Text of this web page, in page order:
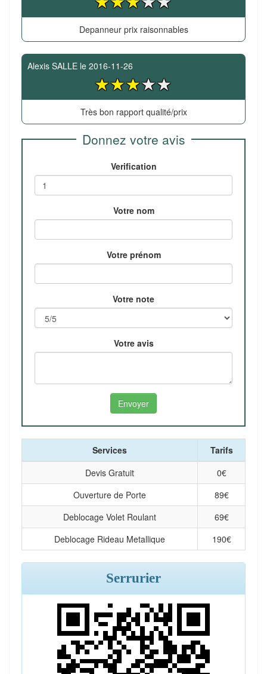
Depanneur prix raisonnables
Alexis SALLE le 2016-11-26
Très bon rapport qualité/prix
Donnez votre avis
Verification
Votre nom
Votre prénom
Votre note
Votre avis
Services
Tarifs
Devis Gratuit
0€
Ouverture de Porte
89€
Deblocage Volet Roulant
69€
Deblocage Rideau Metallique
190€
Serrurier